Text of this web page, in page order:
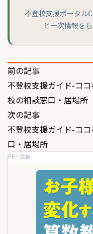
不登校支援ポータル
と一次情報を
投
稿
ナ
ビ
ゲ
前の記事
不登校支援ガイド-コ
校の相談窓口・居場所
次の記事
不登校支援ガイド-コ
口・居場所
PR・広告